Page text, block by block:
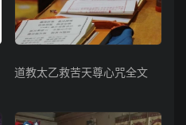
道教太乙救苦天尊心咒全文